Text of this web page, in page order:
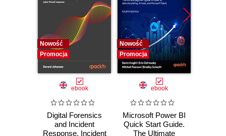
Nowość
Promocja
ebook
Digital Forensics
and Incident
Response. Incident
Nowość
Promocja
ebook
Microsoft Power BI
Quick Start Guide.
The Ultimate